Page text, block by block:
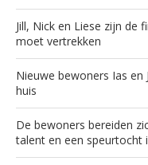
Jill, Nick en Liese zijn de
moet vertrekken
Nieuwe bewoners Ias
huis
De bewoners bereiden
talent en een speurtocht